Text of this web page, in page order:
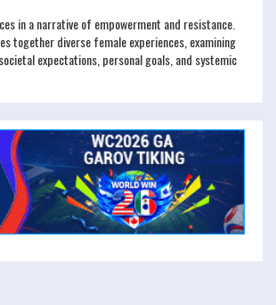
in a narrative of empowerment and resistance.
together diverse female experiences, examining
expectations, personal goals, and systemic